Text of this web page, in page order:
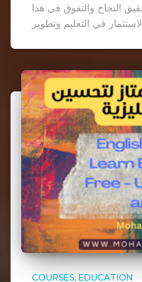
النجاح والتفوق في هذا
في التعليم وتطوير
COURSES EDUCATION